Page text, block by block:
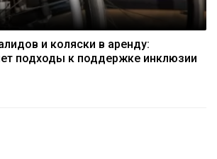
и коляски в аренду:
подходы к поддержке инклюзии